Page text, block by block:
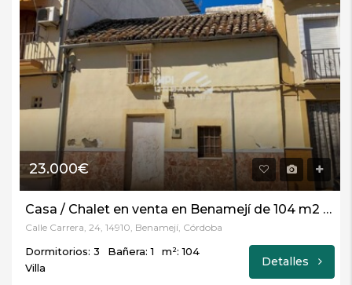
23.000€
Casa / Chalet en venta en Benamejí de 104 m2 REF:60732527
Calle Carrera, 24, 14910, Benamejí, Córdoba
Dormitorios: 3 Bañera: 1
m²: 104
Villa
Detalles